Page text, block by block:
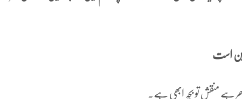
است
ہے منقش تو بچہ ابھی ہے۔